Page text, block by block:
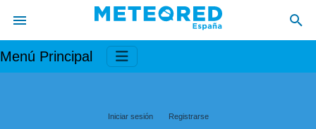
Menú Principal
Iniciar sesión Registrarse